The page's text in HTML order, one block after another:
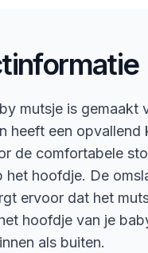
mutsje is gemaakt
heeft een opvallend
de comfortabele
het hoofdje. De
ervoor dat het
hoofdje van je
als buiten.